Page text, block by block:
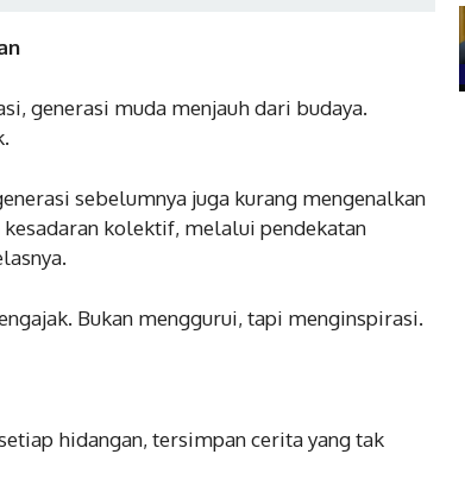
generasi muda menjauh dari budaya.
sebelumnya juga kurang mengenalkan
kolektif, melalui pendekatan
Bukan menggurui, tapi menginspirasi.
hidangan, tersimpan cerita yang tak